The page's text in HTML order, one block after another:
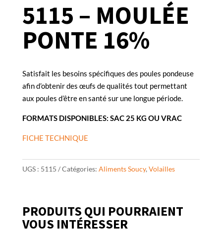
5115 – MOULÉE
PONTE 16%
Satisfait les besoins spécifiques des poules pondeuse
afin d’obtenir des œufs de qualités tout permettant
aux poules d’être en santé sur une longue période.
FORMATS DISPONIBLES: SAC 25 KG OU VRAC
FICHE TECHNIQUE
UGS : 5115 Catégories: Aliments Soucy, Volailles
PRODUITS QUI POURRAIENT
VOUS INTÉRESSER